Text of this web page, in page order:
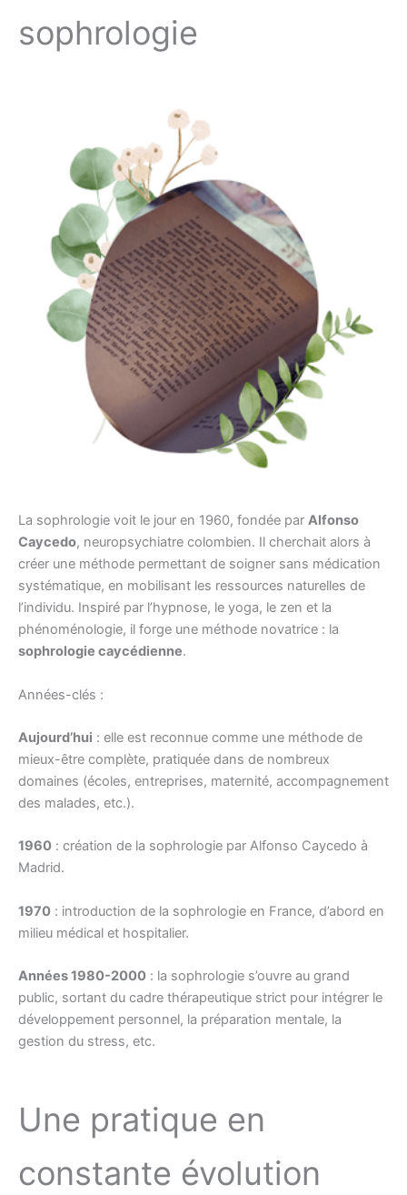
sophrologie
La sophrologie voit le jour en 1960, fondée par Alfonso
Caycedo, neuropsychiatre colombien. Il cherchait alors à
créer une méthode permettant de soigner sans médication
systématique, en mobilisant les ressources naturelles de
l’individu. Inspiré par l’hypnose, le yoga, le zen et la
phénoménologie, il forge une méthode novatrice : la
sophrologie caycédienne.
Années-clés :
Aujourd’hui : elle est reconnue comme une méthode de
mieux-être complète, pratiquée dans de nombreux
domaines (écoles, entreprises, maternité, accompagnement
des malades, etc.).
1960 : création de la sophrologie par Alfonso Caycedo à
Madrid.
1970 : introduction de la sophrologie en France, d’abord en
milieu médical et hospitalier.
Années 1980-2000 : la sophrologie s’ouvre au grand
public, sortant du cadre thérapeutique strict pour intégrer le
développement personnel, la préparation mentale, la
gestion du stress, etc.
Une pratique en
constante évolution